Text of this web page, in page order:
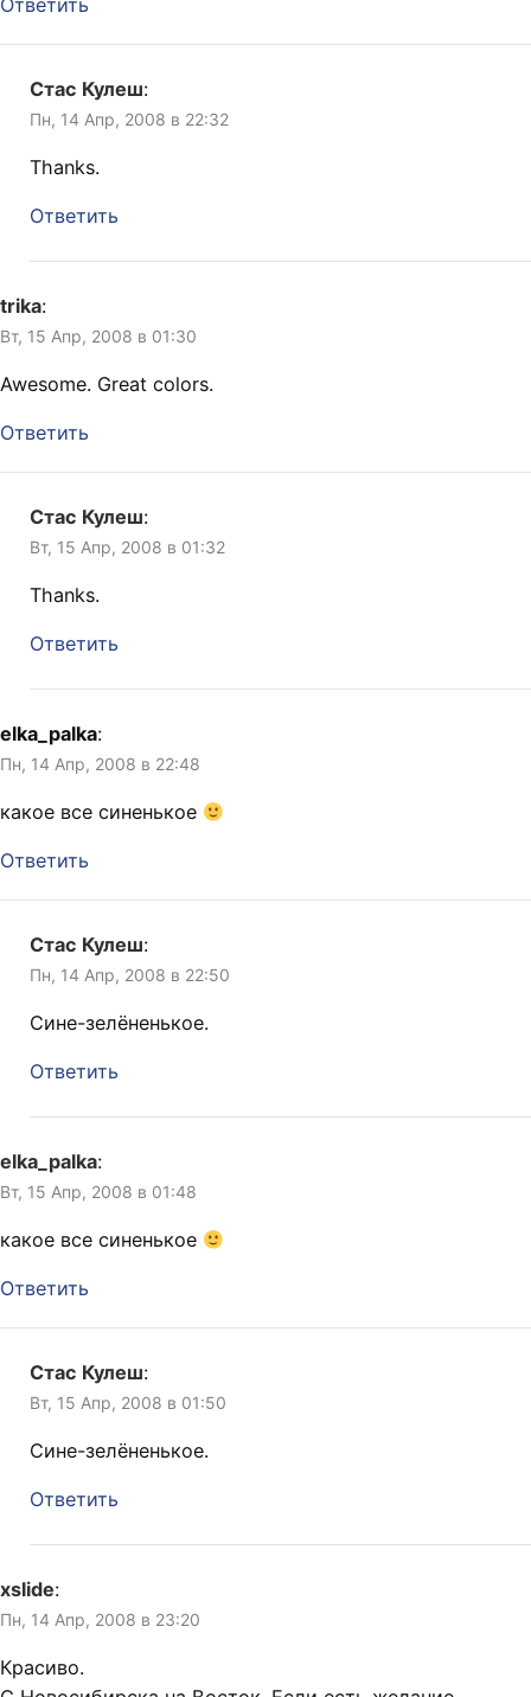
Ответить
Стас Кулеш:
Пн, 14 Апр, 2008 в 22:32
Thanks.
Ответить
trika:
Вт, 15 Апр, 2008 в 01:30
Awesome. Great colors.
Ответить
Стас Кулеш:
Вт, 15 Апр, 2008 в 01:32
Thanks.
Ответить
elka_palka:
Пн, 14 Апр, 2008 в 22:48
какое все синенькое
Ответить
Стас Кулеш:
Пн, 14 Апр, 2008 в 22:50
Сине-зелёненькое.
Ответить
elka_palka:
Вт, 15 Апр, 2008 в 01:48
какое все синенькое
Ответить
Стас Кулеш:
Вт, 15 Апр, 2008 в 01:50
Сине-зелёненькое.
Ответить
xslide:
Пн, 14 Апр, 2008 в 23:20
Красиво.